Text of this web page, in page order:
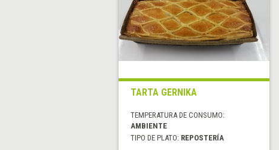
TARTA GERNIKA
TEMPERATURA DE CONSUMO:
AMBIENTE
TIPO DE PLATO: REPOSTERÍA